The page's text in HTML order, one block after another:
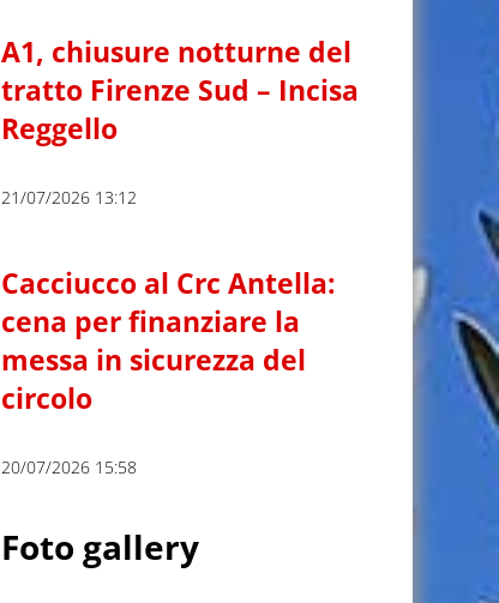
A1, chiusure notturne del
tratto Firenze Sud – Incisa
Reggello
21/07/2026 13:12
Cacciucco al Crc Antella:
cena per finanziare la
messa in sicurezza del
circolo
20/07/2026 15:58
Foto gallery